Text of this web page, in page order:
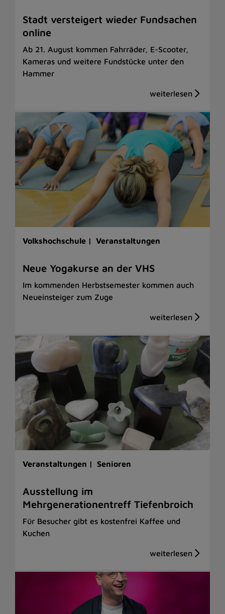
Stadt versteigert wieder Fundsachen
online
Ab 21. August kommen Fahrräder, E-Scooter,
Kameras und weitere Fundstücke unter den
Hammer
Volkshochschule | Veranstaltungen
Neue Yogakurse an der VHS
Im kommenden Herbstsemester kommen auch
Neueinsteiger zum Zuge
Veranstaltungen | Senioren
Ausstellung im
Mehrgenerationentreff Tiefenbroich
Für Besucher gibt es kostenfrei Kaffee und
Kuchen